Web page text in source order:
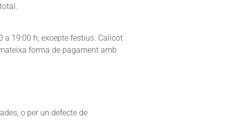
19:00 h, excepte festius. Calicot
forma de pagament amb
o per un defecte de